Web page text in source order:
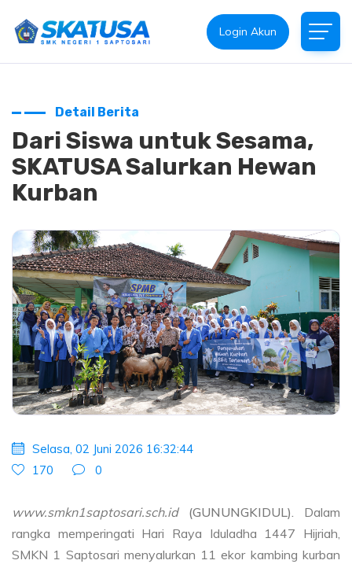
Login Akun
Detail Berita
Dari Siswa untuk Sesama,
SKATUSA Salurkan Hewan
Kurban
Selasa, 02 Juni 2026 16:32:44
170
0
www.smkn1saptosari.sch.id (GUNUNGKIDUL). Dalam
rangka memperingati Hari Raya Iduladha 1447 Hijriah,
SMKN 1 Saptosari menyalurkan 11 ekor kambing kurban